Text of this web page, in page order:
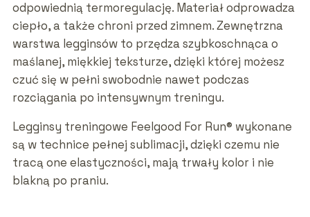
odpowiednią termoregulację. Materiał odprowadza
ciepło, a także chroni przed zimnem. Zewnętrzna
warstwa legginsów to przędza szybkoschnąca o
maślanej, miękkiej teksturze, dzięki której możesz
czuć się w pełni swobodnie nawet podczas
rozciągania po intensywnym treningu.
Legginsy treningowe Feelgood For Run® wykonane
są w technice pełnej sublimacji, dzięki czemu nie
tracą one elastyczności, mają trwały kolor i nie
blakną po praniu.